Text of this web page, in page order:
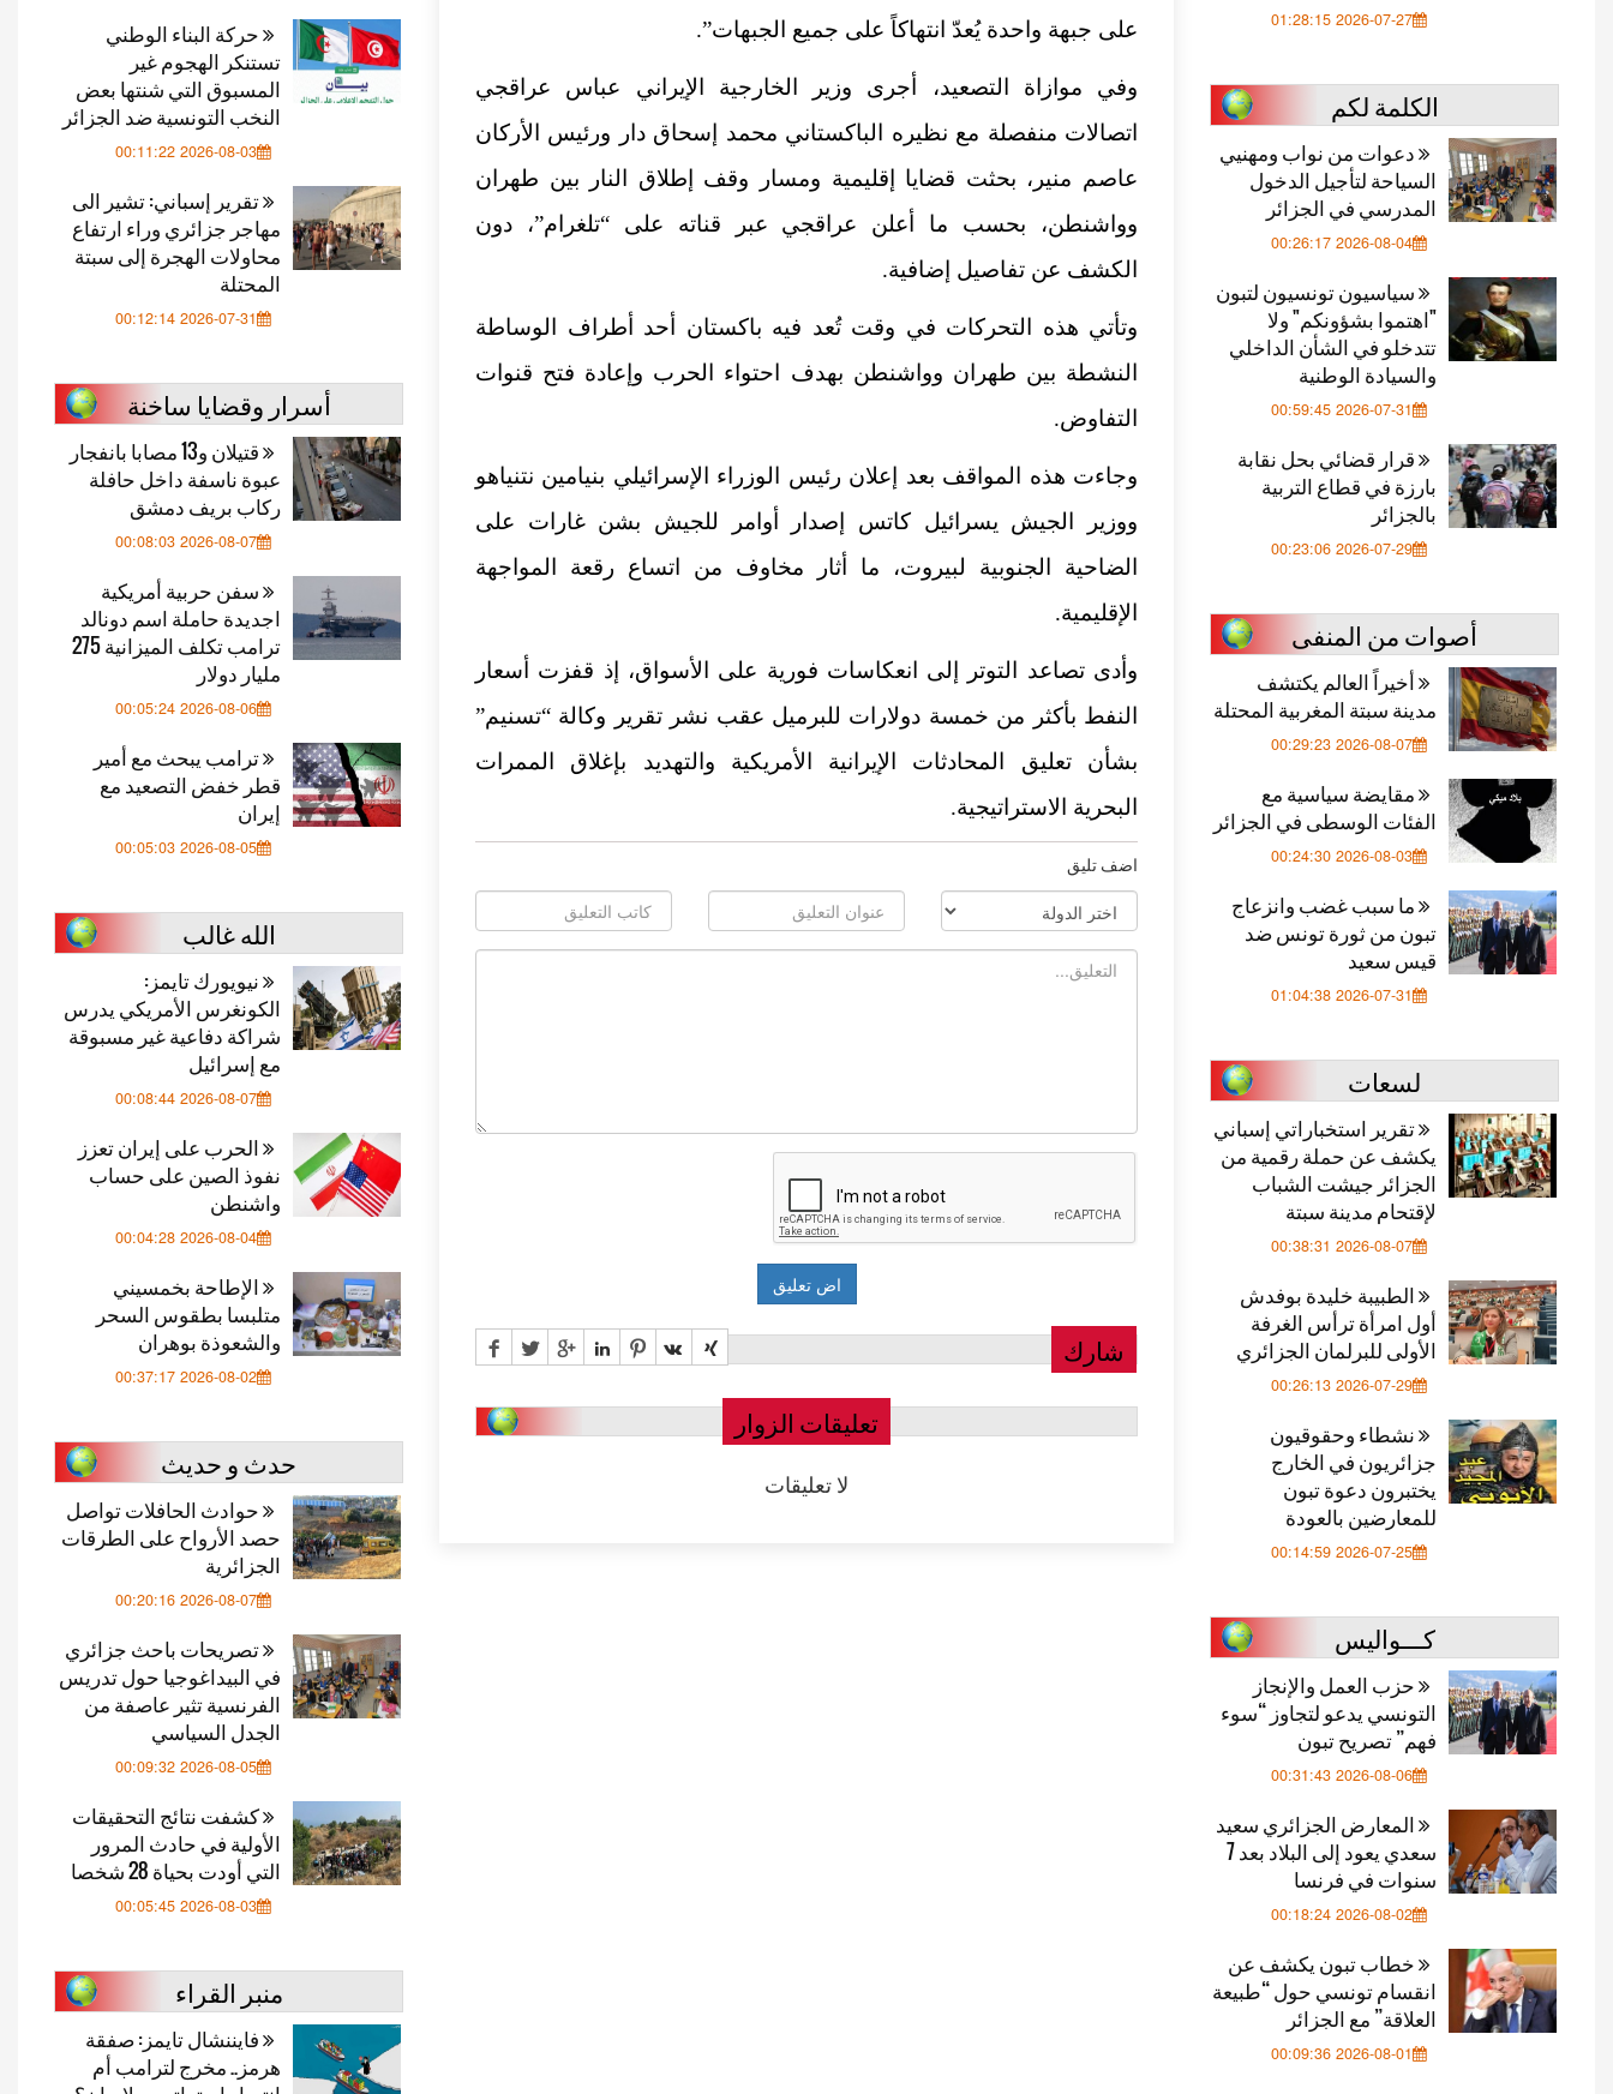
حركة البناء الوطني
تستنكر الهجوم غير
المسبوق التي شنتها بعض
النخب التونسية ضد الجزائر
2026-08-03 00:11:22
تقرير إسباني: تشير الى
مهاجر جزائري وراء ارتفاع
محاولات الهجرة إلى سبتة
المحتلة
2026-07-31 00:12:14
أسرار وقضايا ساخنة
قتيلان و13 مصابا بانفجار
عبوة ناسفة داخل حافلة
ركاب بريف دمشق
2026-08-07 00:08:03
سفن حربية أمريكية
اجديدة حاملة اسم دونالد
ترامب تكلف الميزانية 275
مليار دولار
2026-08-06 00:05:24
ترامب يبحث مع أمير
قطر خفض التصعيد مع
إيران
2026-08-05 00:05:03
الله غالب
نيويورك تايمز:
الكونغرس الأمريكي يدرس
شراكة دفاعية غير مسبوقة
مع إسرائيل
2026-08-07 00:08:44
الحرب على إيران تعزز
نفوذ الصين على حساب
واشنطن
2026-08-04 00:04:28
الإطاحة بخمسيني
متلبسا بطقوس السحر
والشعوذة بوهران
2026-08-02 00:37:17
حدث و حديث
حوادث الحافلات تواصل
حصد الأرواح على الطرقات
الجزائرية
2026-08-07 00:20:16
تصريحات باحث جزائري
في البيداغوجيا حول تدريس
الفرنسية تثير عاصفة من
الجدل السياسي
2026-08-05 00:09:32
كشفت نتائج التحقيقات
الأولية في حادث المرور
التي أودت بحياة 28 شخصا
2026-08-03 00:05:45
منبر القراء
فايننشال تايمز: صفقة
هرمز.. مخرج لترامب أم
على جبهة واحدة يُعدّ انتهاكاً على جميع الجبهات”.
وفي موازاة التصعيد، أجرى وزير الخارجية الإيراني عباس عراقجي
اتصالات منفصلة مع نظيره الباكستاني محمد إسحاق دار ورئيس الأركان
عاصم منير، بحثت قضايا إقليمية ومسار وقف إطلاق النار بين طهران
وواشنطن، بحسب ما أعلن عراقجي عبر قناته على “تلغرام”، دون
الكشف عن تفاصيل إضافية.
وتأتي هذه التحركات في وقت تُعد فيه باكستان أحد أطراف الوساطة
النشطة بين طهران وواشنطن بهدف احتواء الحرب وإعادة فتح قنوات
التفاوض.
وجاءت هذه المواقف بعد إعلان رئيس الوزراء الإسرائيلي بنيامين نتنياهو
ووزير الجيش يسرائيل كاتس إصدار أوامر للجيش بشنغارات على
الضاحية الجنوبية لبيروت، ما أثار مخاوف من اتساع رقعة المواجهة
الإقليمية.
وأدى تصاعد التوتر إلى انعكاسات فورية على الأسواق، إذ قفزت أسعار
النفط بأكثر من خمسة دولارات للبرميل عقب نشر تقرير وكالة “تسنيم”
بشأن تعليق المحادثات الإيرانية الأمريكية والتهديد بإغلاق الممرات
البحرية الاستراتيجية.
اضف تليق
شارك
تعليقات الزوار
لا تعليقات
2026-07-27 01:28:15
الكلمة لكم
دعوات من نواب ومهنيي
السياحة لتأجيل الدخول
المدرسي في الجزائر
2026-08-04 00:26:17
سياسيون تونسيون لتبون
"اهتموا بشؤونكم" ولا
تتدخلو في الشأن الداخلي
والسيادة الوطنية
2026-07-31 00:59:45
قرار قضائي بحل نقابة
بارزة في قطاع التربية
بالجزائر
2026-07-29 00:23:06
أصوات من المنفى
أخيراً العالم يكتشف
مدينة سبتة المغربية المحتلة
2026-08-07 00:29:23
مقايضة سياسية مع
الفئات الوسطى في الجزائر
2026-08-03 00:24:30
ما سبب غضب وانزعاج
تبون من ثورة تونس ضد
قيس سعيد
2026-07-31 01:04:38
لسعات
تقرير استخباراتي إسباني
يكشف عن حملة رقمية من
الجزائر جيشت الشباب
لإقتحام مدينة سبتة
2026-08-07 00:38:31
الطبيبة خليدة بوفدش
أول امرأة ترأس الغرفة
الأولى للبرلمان الجزائري
2026-07-29 00:26:13
نشطاء وحقوقيون
جزائريون في الخارج
يختبرون دعوة تبون
للمعارضين بالعودة
2026-07-25 00:14:59
كـــواليس
حزب العمل والإنجاز
التونسي يدعو لتجاوز “سوء
فهم” تصريح تبون
2026-08-06 00:31:43
المعارض الجزائري سعيد
سعدي يعود إلى البلاد بعد 7
سنوات في فرنسا
2026-08-02 00:18:24
خطاب تبون يكشف عن
انقسام تونسي حول “طبيعة
العلاقة” مع الجزائر
2026-08-01 00:09:36